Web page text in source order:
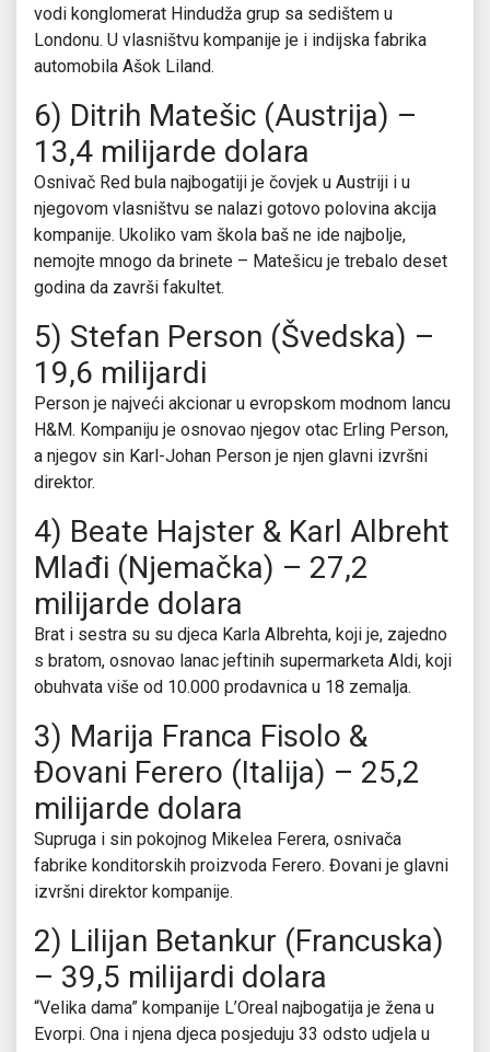
vodi konglomerat Hindudža grup sa sedištem u
Londonu. U vlasništvu kompanije je i indijska fabrika
automobila Ašok Liland.
6) Ditrih Matešic (Austrija) –
13,4 milijarde dolara
Osnivač Red bula najbogatiji je čovjek u Austriji i u
njegovom vlasništvu se nalazi gotovo polovina akcija
kompanije. Ukoliko vam škola baš ne ide najbolje,
nemojte mnogo da brinete – Matešicu je trebalo deset
godina da završi fakultet.
5) Stefan Person (Švedska) –
19,6 milijardi
Person je najveći akcionar u evropskom modnom lancu
H&M. Kompaniju je osnovao njegov otac Erling Person,
a njegov sin Karl-Johan Person je njen glavni izvršni
direktor.
4) Beate Hajster & Karl Albreht
Mlađi (Njemačka) – 27,2
milijarde dolara
Brat i sestra su su djeca Karla Albrehta, koji je, zajedno
s bratom, osnovao lanac jeftinih supermarketa Aldi, koji
obuhvata više od 10.000 prodavnica u 18 zemalja.
3) Marija Franca Fisolo &
Đovani Ferero (Italija) – 25,2
milijarde dolara
Supruga i sin pokojnog Mikelea Ferera, osnivača
fabrike konditorskih proizvoda Ferero. Đovani je glavni
izvršni direktor kompanije.
2) Lilijan Betankur (Francuska)
– 39,5 milijardi dolara
“Velika dama” kompanije L’Oreal najbogatija je žena u
Evorpi. Ona i njena djeca posjeduju 33 odsto udjela u